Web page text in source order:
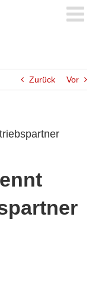
Zurück Vor